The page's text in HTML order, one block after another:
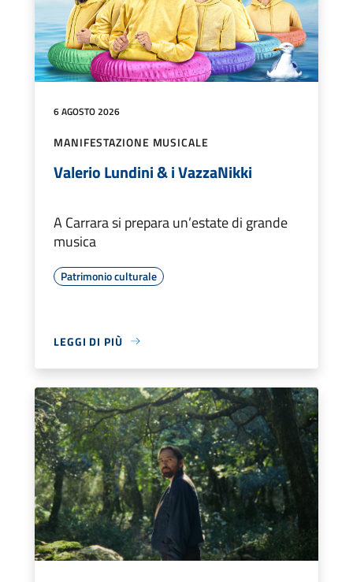
6 AGOSTO 2026
MANIFESTAZIONE MUSICALE
Valerio Lundini & i VazzaNikki
A Carrara si prepara un’estate di grande
musica
Patrimonio culturale
LEGGI DI PIÙ